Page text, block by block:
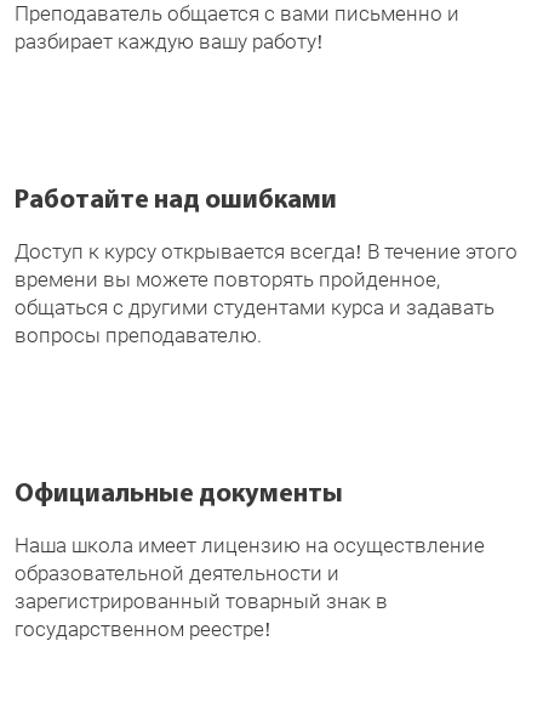
Преподаватель общается с вами письменно и
разбирает каждую вашу работу!
Работайте над ошибками
Доступ к курсу открывается всегда! В течение этого
времени вы можете повторять пройденное,
общаться с другими студентами курса и задавать
вопросы преподавателю.
Официальные документы
Наша школа имеет лицензию на осуществление
образовательной деятельности и
зарегистрированный товарный знак в
государственном реестре!